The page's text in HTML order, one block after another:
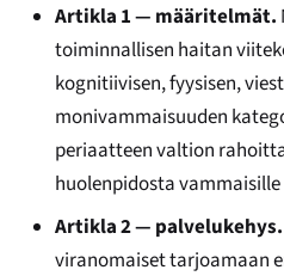
Artikla 1 — määritelmät.
toiminnallisen haitan
kognitiivisen, fyysisen,
monivammaisuuden
periaatteen valtion
huolenpidosta
Artikla 2 — palvelukehys.
viranomaiset tarjoamaan